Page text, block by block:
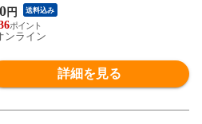
短 メイク 初心者 痛くない 自然 セ
Lite
円 送料込み
ンライン
詳細を見る